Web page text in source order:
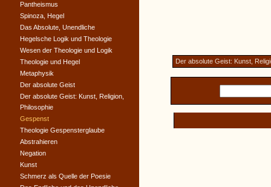
Der absolute Geist: Kunst,
Pantheismus
Spinoza, Hegel
Das Absolute, Unendliche
Hegelsche Logik und Theologie
Wesen der Theologie und Logik
Theologie und Hegel
Metaphysik
Der absolute Geist
Der absolute Geist: Kunst, Religion,
Philosophie
Gespenst
Theologie Gespensterglaube
Abstrahieren
Negation
Kunst
Schmerz als Quelle der Poesie